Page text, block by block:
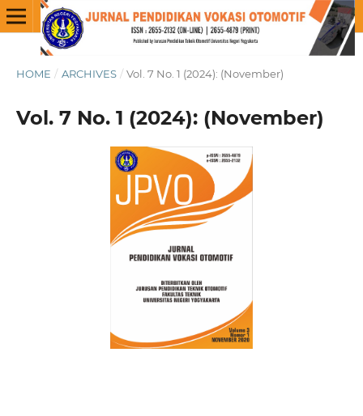
HOME / ARCHIVES / Vol. 7 No. 1 (2024): (November)
Vol. 7 No. 1 (2024): (November)